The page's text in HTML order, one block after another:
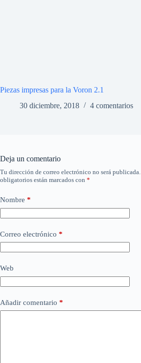
Piezas impresas para la Voron 2.1
30 diciembre, 2018
4 comentarios
Deja un comentario
Tu dirección de correo electrónico no será publicada.
obligatorios están marcados con *
Nombre *
Correo electrónico *
Web
Añadir comentario *